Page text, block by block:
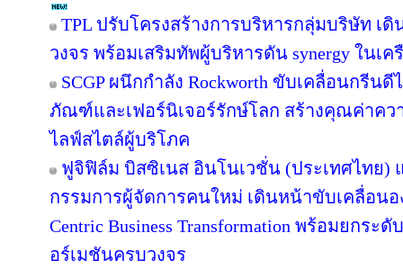
TPL ปรับโครงสร้างการบริหารกลุ่มบริษัท เ
วงจร พร้อมเสริมทัพผู้บริหารดัน synergy ในเค
SCGP ผนึกกำลัง Rockworth ขับเคลื่อนกรี
ภัณฑ์และเฟอร์นิเจอร์รักษ์โลก สร้างคุณค่าคว
ไลฟ์สไตล์ผู้บริโภค
ฟูจิฟิล์ม บิสซิเนส อินโนเวชั่น (ประเทศไทย)
กรรมการผู้จัดการคนใหม่ เดินหน้าขับเคลื่อนอ
Centric Business Transformation พร้อมยก
อร์เมชันครบวงจร